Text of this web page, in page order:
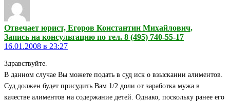
Отвечает юрист, Егоров Константин Михайлович,
Запись на консультацию по тел. 8 (495) 740-55-17
16.01.2008 в 23:27
Здравствуйте.
В данном случае Вы можете подать в суд иск о взыскании алиментов.
Суд должен будет присудить Вам 1/2 доли от заработка мужа в
качестве алиментов на содержание детей. Однако, поскольку ранее его